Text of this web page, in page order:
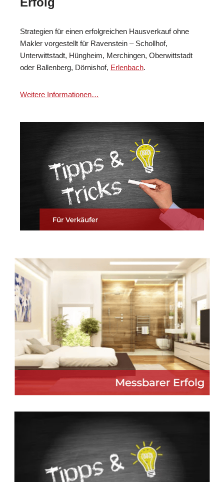
Strategien für einen erfolgreichen Hausverkauf ohne
Makler vorgestellt für Ravenstein – Schollhof,
Unterwittstadt, Hüngheim, Merchingen, Oberwittstadt
oder Ballenberg, Dörnishof, Erlenbach.
Weitere Informationen…